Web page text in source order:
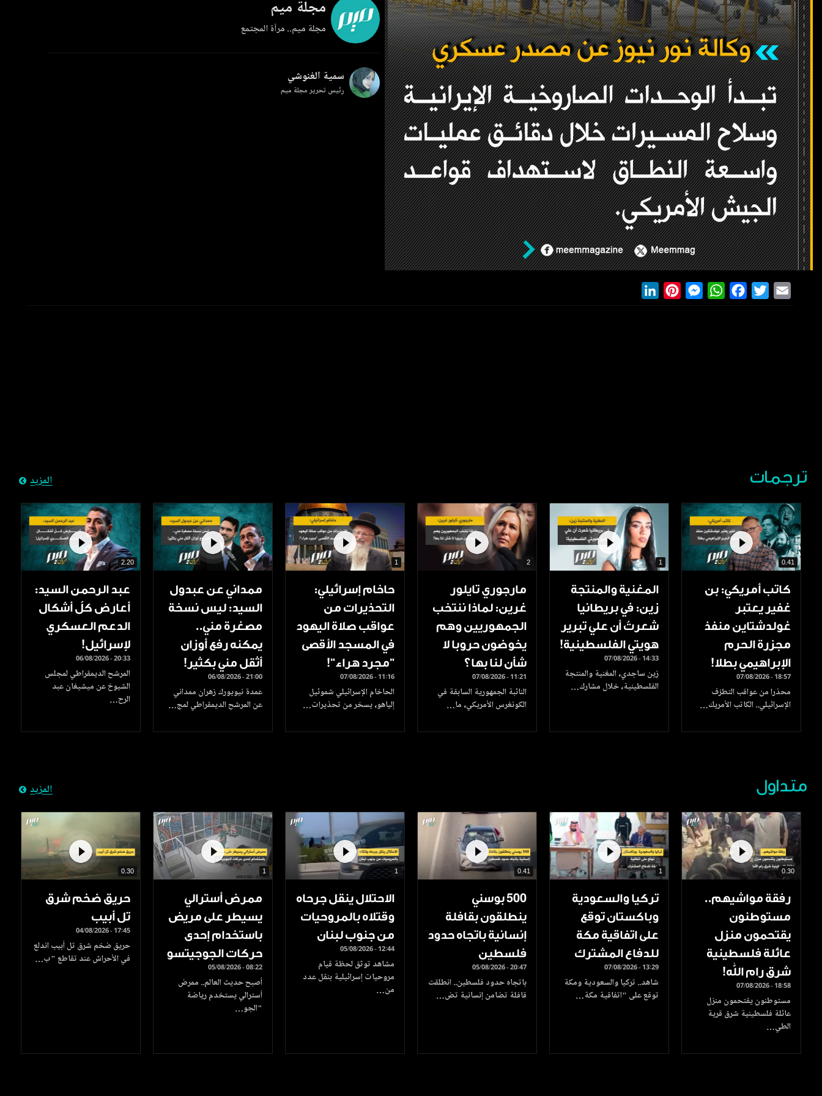
مجلة ميم
مجلة ميم.. مرآة المجتمع
سمية الغنوشي
رئيس تحرير مجلة ميم
LinkedInPinterestMessengerWhatsAppFacebook
Twitter
ترجمات المزيد
0.41
كاتب أمريكي: بن
غفير يعتبر
غولدشتاين منفذ
مجزرة الحرم
الإبراهيمي بطلا!
07/08/2026 - 18:57
محذرا من عواقب التطرّف
الإسرائيلي.. الكاتب الأمريك…
1
المغنية والمنتجة
زين: في بريطانيا
شعرتُ أن علي تبرير
هويتي الفلسطينية!
07/08/2026 - 14:33
زين ساجدي، المغنية والمنتجة
الفلسطينية، خلال مشارك…
2
مارجوري تايلور
غرين: لماذا ننتخب
الجمهوريين وهم
يخوضون حروبا لا
شأن لنا بها؟
07/08/2026 - 11:21
النائبة الجمهورية السابقة في
الكونغرس الأمريكي، ما…
1
حاخام إسرائيلي:
التحذيرات من
عواقب صلاة اليهود
في المسجد الأقصى
"مجرد هراء"!
07/08/2026 - 11:16
الحاخام الإسرائيلي شموئيل
إلياهو، يسخر من تحذيرات…
ممداني عن عبدول
السيد: ليس نسخة
مصغرة مني..
يمكنه رفع أوزان
أثقل مني بكثير!
06/08/2026 - 21:00
عمدة نيويورك زهران ممداني
عن المرشح الديمقراطي لمج…
2.20
عبد الرحمن السيد:
أعارض كلّ أشكال
الدعم العسكري
لإسرائيل!
06/08/2026 - 20:33
المرشح الديمقراطي لمجلس
الشيوخ عن ميشيغان عبد
الرح…
متداول المزيد
0.30
رفقة مواشيهم..
مستوطنون
يقتحمون منزل
عائلة فلسطينية
شرق رام الله!
07/08/2026 - 18:58
مستوطنون يقتحمون منزل
عائلة فلسطينية شرق قرية
الطي…
1
تركيا والسعودية
وباكستان توقع
على اتفاقية مكة
للدفاع المشترك
07/08/2026 - 13:29
شاهد.. تركيا والسعودية ومكة
توقع على "اتفاقية مكة…
0.41
500 بوسني
ينطلقون بقافلة
إنسانية باتجاه حدود
فلسطين
05/08/2026 - 20:47
باتجاه حدود فلسطين.. انطلقت
قافلة تضامن إنسانية تض…
1
الاحتلال ينقل جرحاه
وقتلاه بالمروحيات
من جنوب لبنان
05/08/2026 - 12:44
مشاهد توثق لحظة قيام
مروحيات إسرائيلية بنقل عدد
من…
1
ممرض أسترالي
يسيطر على مريض
باستخدام إحدى
حركات الجوجيتسو
05/08/2026 - 08:22
أصبح حديث العالم.. ممرض
أسترالي يستخدم رياضة
"الجو…
0.30
حريق ضخم شرق
تل أبيب
04/08/2026 - 17:45
حريق ضخم شرق تل أبيب اندلع
في الأحراش عند تقاطع "ب…